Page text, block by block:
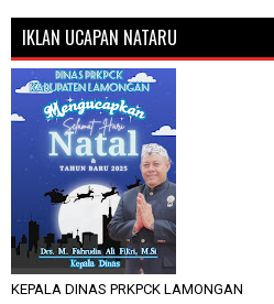
IKLAN UCAPAN NATARU
KEPALA DINAS PRKPCK LAMONGAN